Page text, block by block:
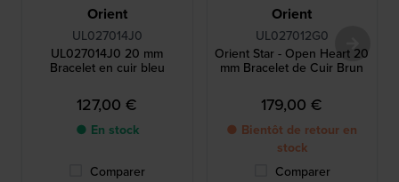
Orient
UL027014J0
UL027014J0 20 mm
Bracelet en cuir bleu
127,00 €
● En stock
Comparer
Orient
UL027012G0
Orient Star - Open Heart 20
mm Bracelet de Cuir Brun
179,00 €
● Bientôt de retour en
stock
Comparer